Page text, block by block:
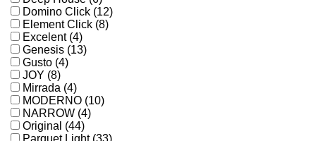
Domino Click (12)
Element Click (8)
Excelent (4)
Genesis (13)
Gusto (4)
JOY (8)
Mirrada (4)
MODERNO (10)
NARROW (4)
Original (44)